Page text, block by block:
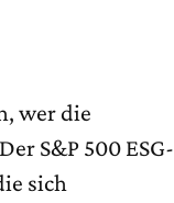
wer die
S&P 500 ESG-
sich